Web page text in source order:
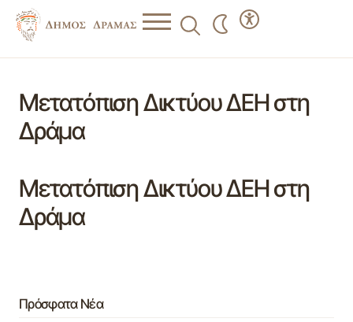
Μετατόπιση Δικτύου ΔΕΗ στη
Δράμα
Μετατόπιση Δικτύου ΔΕΗ στη
Δράμα
Πρόσφατα Νέα